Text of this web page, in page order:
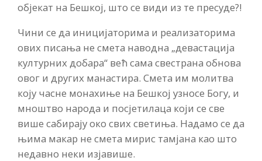
објекат на Бешкој, што се види из те пресуде?!
Чини се да иницијаторима и реализаторима
ових писања не смета наводна „девастација
културних добара“ већ сама свестрана обнова
овог и других манастира. Смета им молитва
коју часне монахиње на Бешкој узносе Богу, и
мноштво народа и посјетилаца који се све
више сабирају око свих светиња. Надамо се да
њима макар не смета мирис тамјана као што
недавно неки изјавише.